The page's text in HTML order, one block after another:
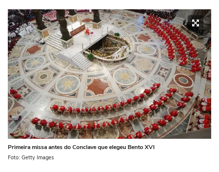
Primeira missa antes do Conclave que elegeu Bento XVI
Foto: Getty Images